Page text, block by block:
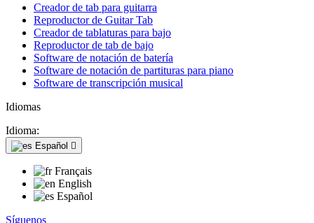
Creador de tab para guitarra
Reproductor de Guitar Tab
Creador de tablaturas para bajo
Reproductor de tab de bajo
Software de notación de batería
Software de notación de partituras para piano
Software de transcripción musical
Idiomas
Idioma:
Español 
Français
English
Español
Síguenos